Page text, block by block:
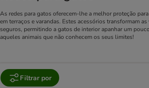
As redes para gatos oferecem-lhe a melhor proteção
em terraços e varandas. Estes acessórios transformam
seguros, permitindo a gatos de interior apanhar um
aqueles animais que não conhecem os seus limites!
Filtrar por